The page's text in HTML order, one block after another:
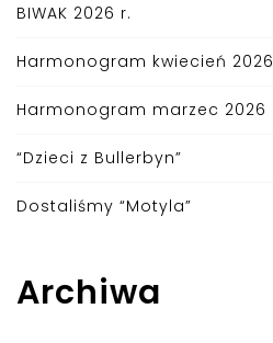
BIWAK 2026 r.
Harmonogram kwiecień 2026
Harmonogram marzec 2026
“Dzieci z Bullerbyn”
Dostaliśmy “Motyla”
Archiwa